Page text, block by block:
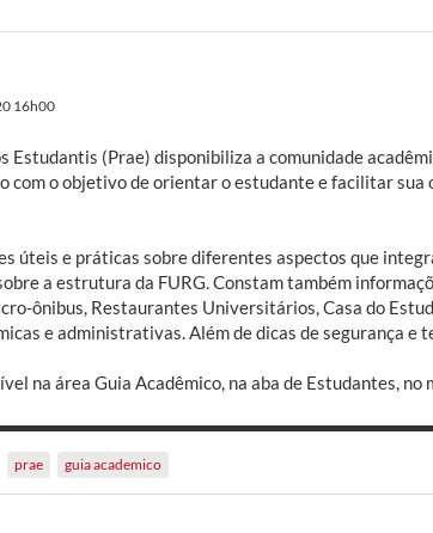
16h00
Estudantis (Prae) disponibiliza a comunidade
com o objetivo de orientar o estudante e facilitar sua
úteis e práticas sobre diferentes aspectos que
a estrutura da FURG. Constam também
ônibus, Restaurantes Universitários, Casa do
e administrativas. Além de dicas de segurança e
na área Guia Acadêmico, na aba de Estudantes, no
prae guia academico